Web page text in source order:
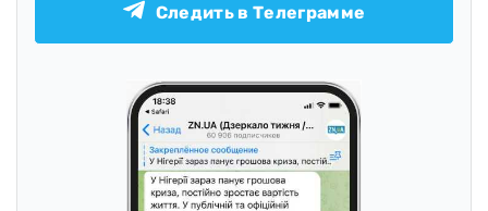
Следить в Телеграмме